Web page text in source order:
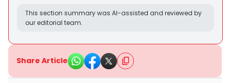
This section summary was AI-assisted and reviewed by
our editorial team.
Share Article